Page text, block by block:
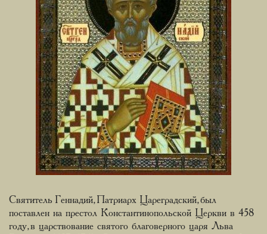
Святитель Геннадий, Патриарх Цареградский, был
поставлен на престол Константинопольской Церкви в 458
году, в царствование святого благоверного царя Льва